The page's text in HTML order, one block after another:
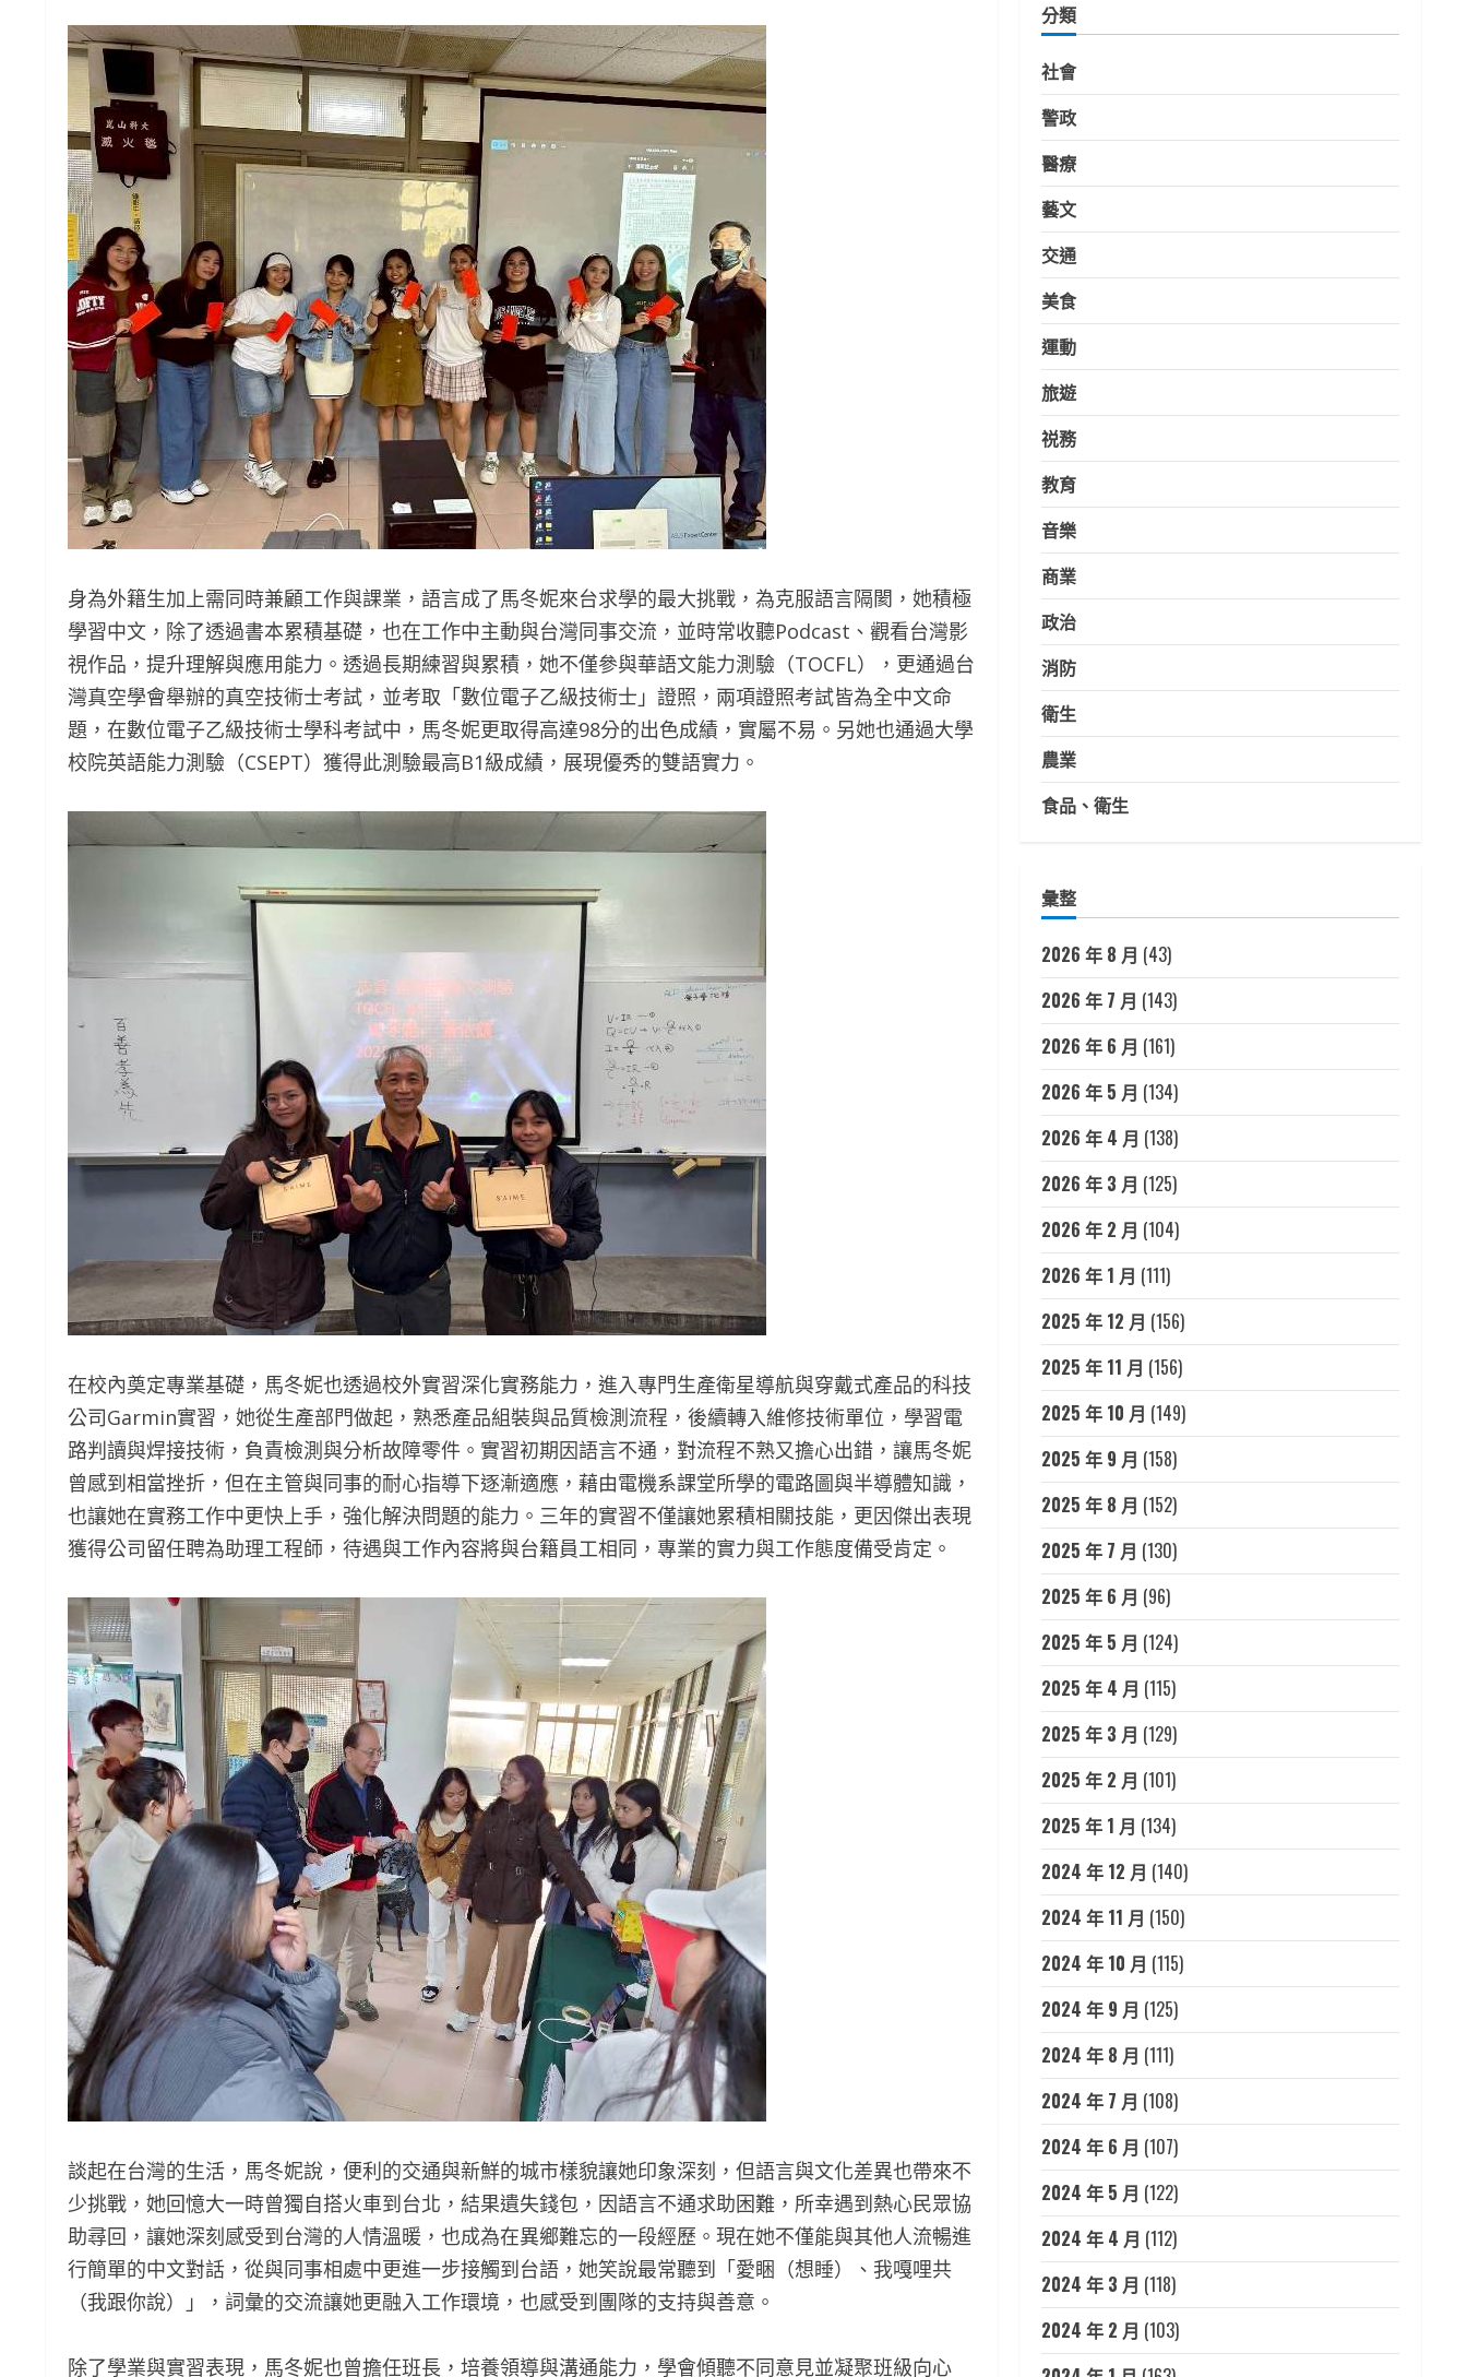
身為外籍生加上需同時兼顧工作與課業，語言成了馬冬妮來台求學的最大挑戰，為克服語言隔閡，她積極
學習中文，除了透過書本累積基礎，也在工作中主動與台灣同事交流，並時常收聽Podcast、觀看台灣影
視作品，提升理解與應用能力。透過長期練習與累積，她不僅參與華語文能力測驗（TOCFL），更通過台
灣真空學會舉辦的真空技術士考試，並考取「數位電子乙級技術士」證照，兩項證照考試皆為全中文命
題，在數位電子乙級技術士學科考試中，馬冬妮更取得高達98分的出色成績，實屬不易。另她也通過大學
校院英語能力測驗（CSEPT）獲得此測驗最高B1級成績，展現優秀的雙語實力。
在校內奠定專業基礎，馬冬妮也透過校外實習深化實務能力，進入專門生產衛星導航與穿戴式產品的科技
公司Garmin實習，她從生產部門做起，熟悉產品組裝與品質檢測流程，後續轉入維修技術單位，學習電
路判讀與焊接技術，負責檢測與分析故障零件。實習初期因語言不通，對流程不熟又擔心出錯，讓馬冬妮
曾感到相當挫折，但在主管與同事的耐心指導下逐漸適應，藉由電機系課堂所學的電路圖與半導體知識，
也讓她在實務工作中更快上手，強化解決問題的能力。三年的實習不僅讓她累積相關技能，更因傑出表現
獲得公司留任聘為助理工程師，待遇與工作內容將與台籍員工相同，專業的實力與工作態度備受肯定。
談起在台灣的生活，馬冬妮說，便利的交通與新鮮的城市樣貌讓她印象深刻，但語言與文化差異也帶來不
少挑戰，她回憶大一時曾獨自搭火車到台北，結果遺失錢包，因語言不通求助困難，所幸遇到熱心民眾協
助尋回，讓她深刻感受到台灣的人情溫暖，也成為在異鄉難忘的一段經歷。現在她不僅能與其他人流暢進
行簡單的中文對話，從與同事相處中更進一步接觸到台語，她笑說最常聽到「愛睏（想睡）、我嘎哩共
（我跟你說）」，詞彙的交流讓她更融入工作環境，也感受到團隊的支持與善意。
除了學業與實習表現，馬冬妮也曾擔任班長，培養領導與溝通能力，學會傾聽不同意見並凝聚班級向心
分類
社會
警政
醫療
藝文
交通
美食
運動
旅遊
祱務
教育
音樂
商業
政治
消防
衛生
農業
食品、衛生
彙整
2026 年 8 月 (43)
2026 年 7 月 (143)
2026 年 6 月 (161)
2026 年 5 月 (134)
2026 年 4 月 (138)
2026 年 3 月 (125)
2026 年 2 月 (104)
2026 年 1 月 (111)
2025 年 12 月 (156)
2025 年 11 月 (156)
2025 年 10 月 (149)
2025 年 9 月 (158)
2025 年 8 月 (152)
2025 年 7 月 (130)
2025 年 6 月 (96)
2025 年 5 月 (124)
2025 年 4 月 (115)
2025 年 3 月 (129)
2025 年 2 月 (101)
2025 年 1 月 (134)
2024 年 12 月 (140)
2024 年 11 月 (150)
2024 年 10 月 (115)
2024 年 9 月 (125)
2024 年 8 月 (111)
2024 年 7 月 (108)
2024 年 6 月 (107)
2024 年 5 月 (122)
2024 年 4 月 (112)
2024 年 3 月 (118)
2024 年 2 月 (103)